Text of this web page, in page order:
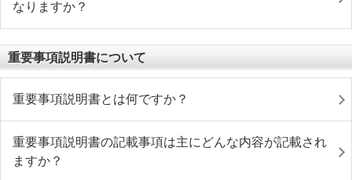
なりますか？
重要事項説明書について
重要事項説明書とは何ですか？
重要事項説明書の記載事項は主にどんな内容が記載され
ますか？